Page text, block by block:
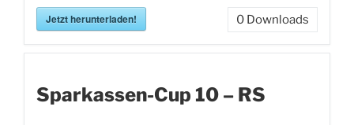
Jetzt herunterladen! 0 Downloads
Sparkassen-Cup 10 – RS